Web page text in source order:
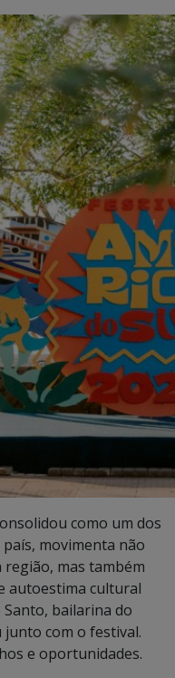
como um dos
movimenta não
mas também
autoestima cultural
bailarina do
com o festival.
e oportunidades.